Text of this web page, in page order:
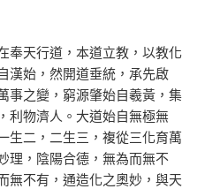
奉天行道，本道立教，以教化
漢始，然開道垂統，承先啟
事之變，窮源肇始自羲黃，集
利物濟人。大道始自無極無
生二，二生三，複從三化育萬
理，陰陽合德，無為而無不
無不有，通造化之奧妙，與天